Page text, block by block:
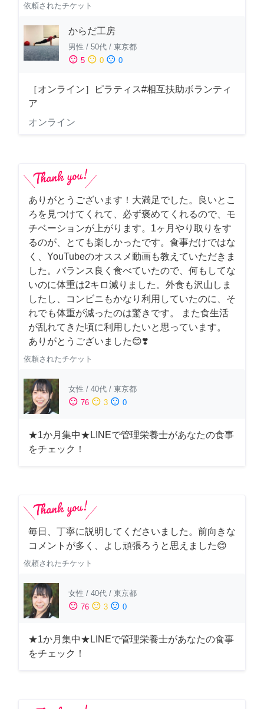
依頼されたチケット
からだ工房
男性 / 50代 / 東京都
sentiment_satisfied 5 sentiment_neutral 0 sentiment_dissatisfied 0
［オンライン］ピラティス#相互扶助ボランティ
ア
オンライン
ありがとうございます！大満足でした。良いとこ
ろを見つけてくれて、必ず褒めてくれるので、モ
チベーションが上がります。1ヶ月やり取りをす
るのが、とても楽しかったです。食事だけではな
く、YouTubeのオススメ動画も教えていただきま
した。バランス良く食べていたので、何もしてな
いのに体重は2キロ減りました。外食も沢山しま
したし、コンビニもかなり利用していたのに、そ
れでも体重が減ったのは驚きです。 また食生活
が乱れてきた頃に利用したいと思っています。
ありがとうございました😊❣️
依頼されたチケット
女性 / 40代 / 東京都
sentiment_satisfied 76 sentiment_neutral 3 sentiment_dissatisfied 0
★1か月集中★LINEで管理栄養士があなたの食事
をチェック！
毎日、丁寧に説明してくださいました。前向きな
コメントが多く、よし頑張ろうと思えました😊
依頼されたチケット
女性 / 40代 / 東京都
sentiment_satisfied 76 sentiment_neutral 3 sentiment_dissatisfied 0
★1か月集中★LINEで管理栄養士があなたの食事
をチェック！